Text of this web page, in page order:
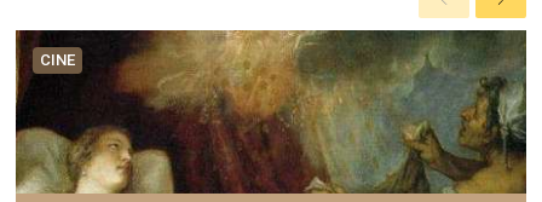
n
t
e
r
i
o
r
i
g
u
i
e
n
t
e
CINE